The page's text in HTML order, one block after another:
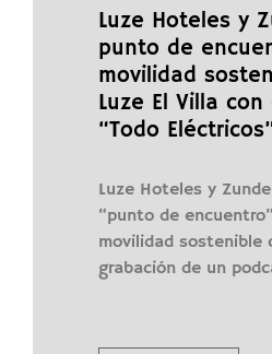
Luze Hoteles y
punto de
movilidad
Luze El Villa
“Todo
Luze Hoteles y
“punto de
movilidad sostenible
grabación de un